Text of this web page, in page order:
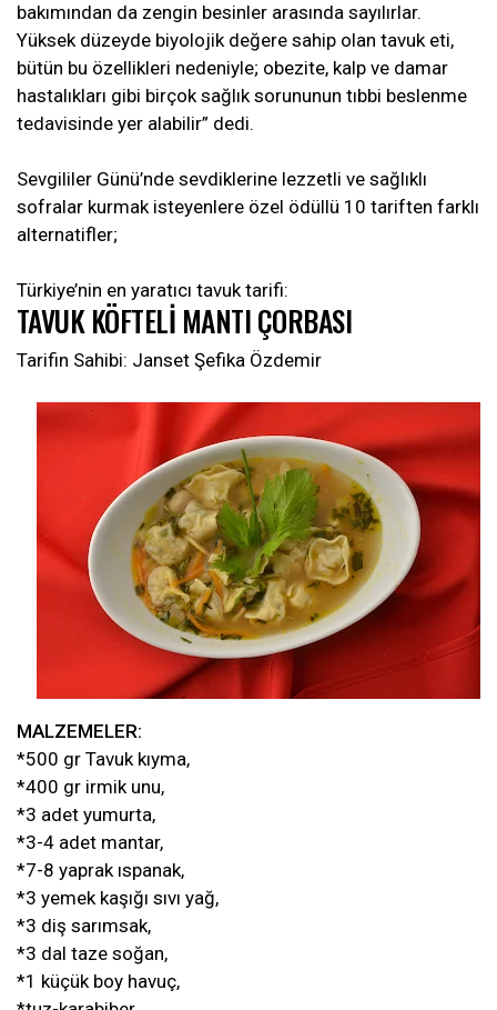
bakımından da zengin besinler arasında sayılırlar.
Yüksek düzeyde biyolojik değere sahip olan tavuk eti,
bütün bu özellikleri nedeniyle; obezite, kalp ve damar
hastalıkları gibi birçok sağlık sorununun tıbbi beslenme
tedavisinde yer alabilir” dedi.
Sevgililer Günü’nde sevdiklerine lezzetli ve sağlıklı
sofralar kurmak isteyenlere özel ödüllü 10 tariften farklı
alternatifler;
Türkiye’nin en yaratıcı tavuk tarifi:
TAVUK KÖFTELİ MANTI ÇORBASI
Tarifin Sahibi: Janset Şefika Özdemir
MALZEMELER:
*500 gr Tavuk kıyma,
*400 gr irmik unu,
*3 adet yumurta,
*3-4 adet mantar,
*7-8 yaprak ıspanak,
*3 yemek kaşığı sıvı yağ,
*3 diş sarımsak,
*3 dal taze soğan,
*1 küçük boy havuç,